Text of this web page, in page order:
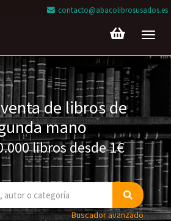
contacto@abacolibrosusados.es
de libros de
mano
libros desde 1€
Buscador avanzado